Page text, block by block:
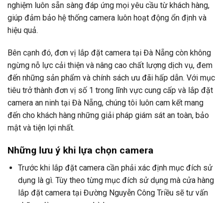
nghiệm luôn sẵn sàng đáp ứng mọi yêu cầu từ khách hàng,
giúp đảm bảo hệ thống camera luôn hoạt động ổn định và
hiệu quả.
Bên cạnh đó, đơn vị lắp đặt camera tại Đà Nẵng còn không
ngừng nỗ lực cải thiện và nâng cao chất lượng dịch vụ, đem
đến những sản phẩm và chính sách ưu đãi hấp dẫn. Với mục
tiêu trở thành đơn vị số 1 trong lĩnh vực cung cấp và lắp đặt
camera an ninh tại Đà Nẵng, chúng tôi luôn cam kết mang
đến cho khách hàng những giải pháp giám sát an toàn, bảo
mật và tiện lợi nhất.
Những lưu ý khi lựa chọn camera
Trước khi lắp đặt camera cần phải xác định mục đích sử
dụng là gì. Tùy theo từng mục đích sử dụng mà cửa hàng
lắp đặt camera tại Đường Nguyễn Công Triều sẽ tư vấn